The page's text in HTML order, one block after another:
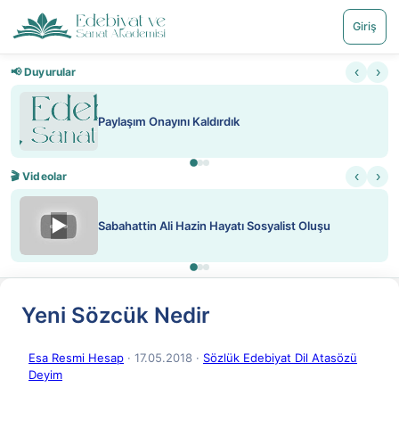
Giriş
📢 Duyurular ‹ ›
Paylaşım Onayını Kaldırdık
🎬 Videolar ‹ ›
▶ Sabahattin Ali Hazin Hayatı Sosyalist Oluşu
Yeni Sözcük Nedir
Esa Resmi Hesap · 17.05.2018 · Sözlük Edebiyat Dil Atasözü
Deyim